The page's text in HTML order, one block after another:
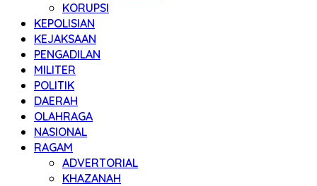
KORUPSI
KEPOLISIAN
KEJAKSAAN
PENGADILAN
MILITER
POLITIK
DAERAH
OLAHRAGA
NASIONAL
RAGAM
ADVERTORIAL
KHAZANAH